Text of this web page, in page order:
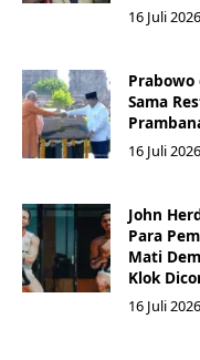
16 Juli 2026
Prabowo
Sama
16 Juli 2026
John
Para
Mati
Klok
16 Juli 2026